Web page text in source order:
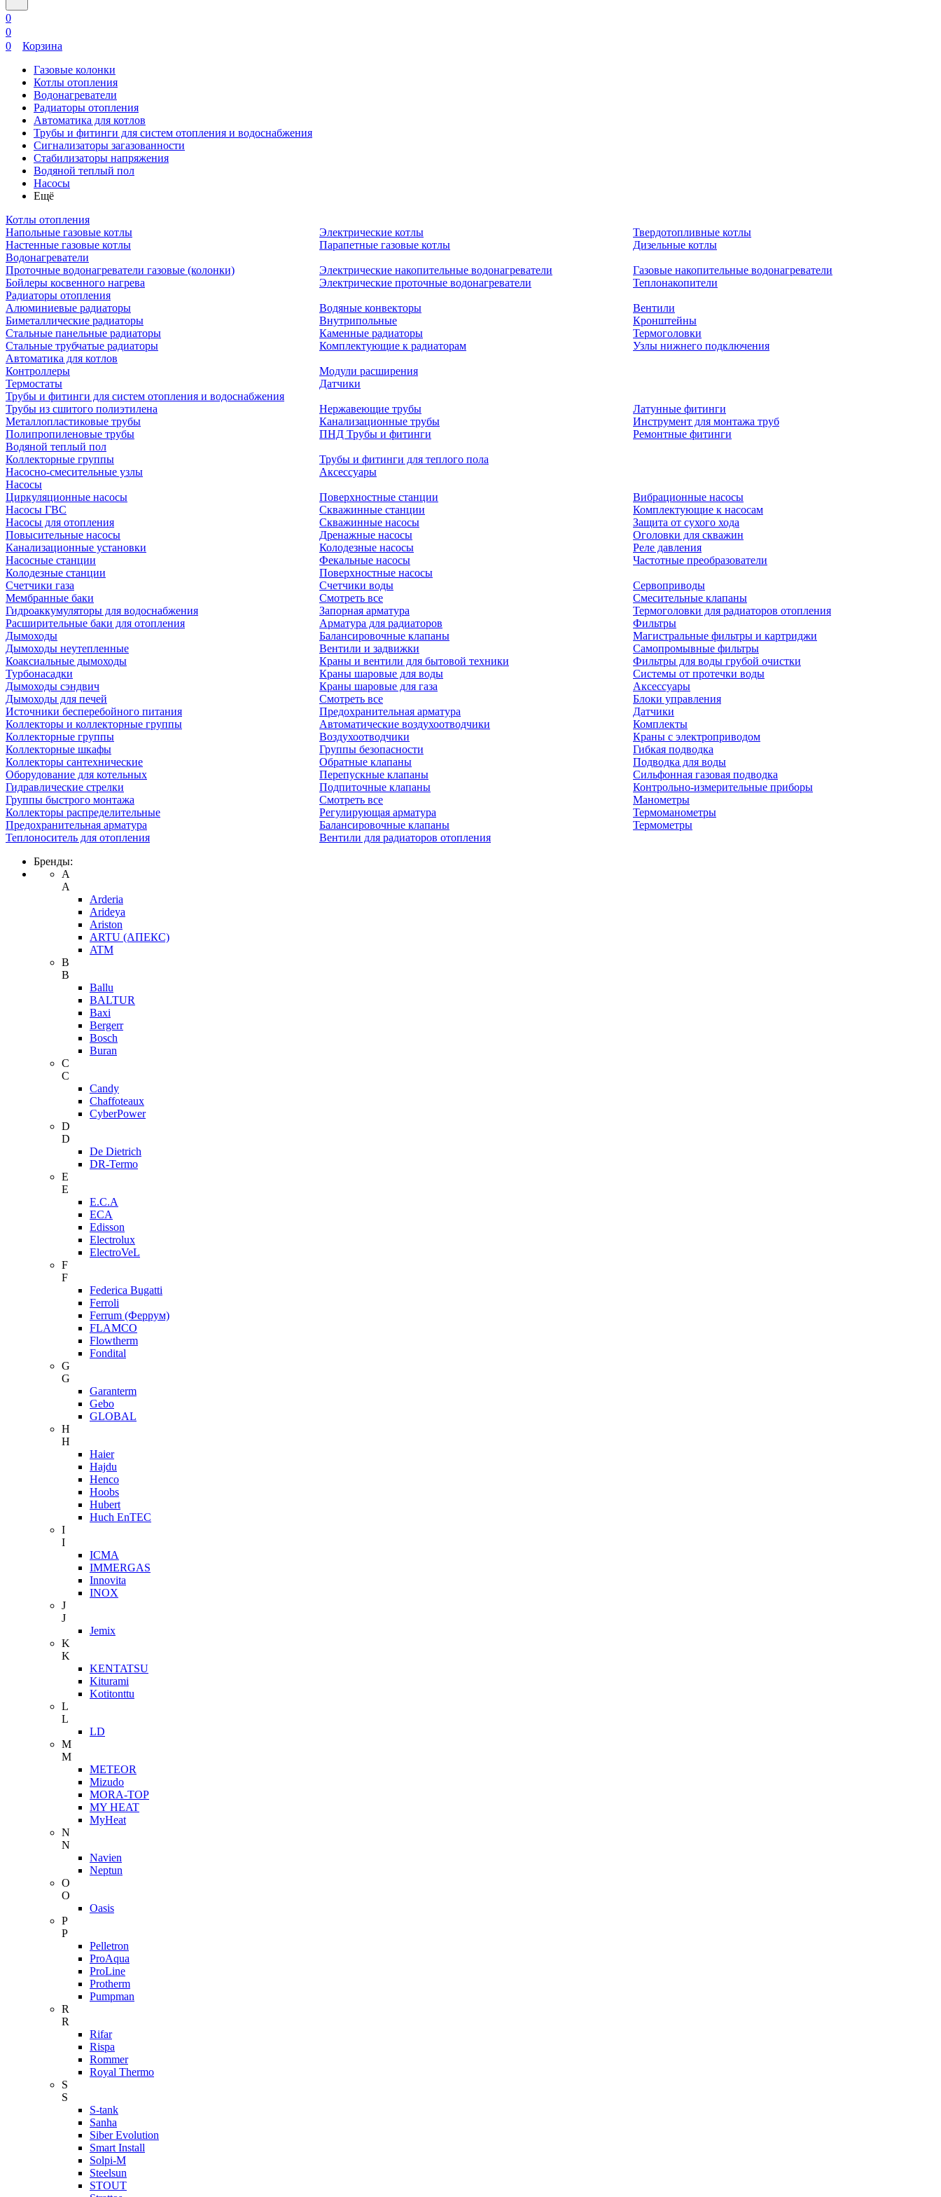
0
0
0
Корзина
Газовые колонки
Котлы отопления
Водонагреватели
Радиаторы отопления
Автоматика для котлов
Трубы и фитинги для систем отопления и водоснабжения
Сигнализаторы загазованности
Стабилизаторы напряжения
Водяной теплый пол
Насосы
Ещё
Котлы отопления
Напольные газовые котлы
Настенные газовые котлы
Электрические котлы
Парапетные газовые котлы
Твердотопливные котлы
Дизельные котлы
Водонагреватели
Проточные водонагреватели газовые (колонки)
Бойлеры косвенного нагрева
Электрические накопительные водонагреватели
Электрические проточные водонагреватели
Газовые накопительные водонагреватели
Теплонакопители
Радиаторы отопления
Алюминиевые радиаторы
Биметаллические радиаторы
Стальные панельные радиаторы
Стальные трубчатые радиаторы
Водяные конвекторы
Внутрипольные
Каменные радиаторы
Комплектующие к радиаторам
Вентили
Кронштейны
Термоголовки
Узлы нижнего подключения
Автоматика для котлов
Контроллеры
Термостаты
Модули расширения
Датчики
Трубы и фитинги для систем отопления и водоснабжения
Трубы из сшитого полиэтилена
Металлопластиковые трубы
Полипропиленовые трубы
Нержавеющие трубы
Канализационные трубы
ПНД Трубы и фитинги
Латунные фитинги
Инструмент для монтажа труб
Ремонтные фитинги
Водяной теплый пол
Коллекторные группы
Насосно-смесительные узлы
Трубы и фитинги для теплого пола
Аксессуары
Насосы
Циркуляционные насосы
Насосы ГВС
Насосы для отопления
Повысительные насосы
Канализационные установки
Насосные станции
Колодезные станции
Поверхностные станции
Скважинные станции
Скважинные насосы
Дренажные насосы
Колодезные насосы
Фекальные насосы
Поверхностные насосы
Вибрационные насосы
Комплектующие к насосам
Защита от сухого хода
Оголовки для скважин
Реле давления
Частотные преобразователи
Счетчики газа
Мембранные баки
Гидроаккумуляторы для водоснабжения
Расширительные баки для отопления
Дымоходы
Дымоходы неутепленные
Коаксиальные дымоходы
Турбонасадки
Дымоходы сэндвич
Дымоходы для печей
Источники бесперебойного питания
Коллекторы и коллекторные группы
Коллекторные группы
Коллекторные шкафы
Коллекторы сантехнические
Оборудование для котельных
Гидравлические стрелки
Группы быстрого монтажа
Коллекторы распределительные
Предохранительная арматура
Теплоноситель для отопления
Счетчики воды
Смотреть все
Запорная арматура
Арматура для радиаторов
Балансировочные клапаны
Вентили и задвижки
Краны и вентили для бытовой техники
Краны шаровые для воды
Краны шаровые для газа
Смотреть все
Предохранительная арматура
Автоматические воздухоотводчики
Воздухоотводчики
Группы безопасности
Обратные клапаны
Перепускные клапаны
Подпиточные клапаны
Смотреть все
Регулирующая арматура
Балансировочные клапаны
Вентили для радиаторов отопления
Сервоприводы
Смесительные клапаны
Термоголовки для радиаторов отопления
Фильтры
Магистральные фильтры и картриджи
Самопромывные фильтры
Фильтры для воды грубой очистки
Системы от протечки воды
Аксессуары
Блоки управления
Датчики
Комплекты
Краны с электроприводом
Гибкая подводка
Подводка для воды
Сильфонная газовая подводка
Контрольно-измерительные приборы
Манометры
Термоманометры
Термометры
Бренды:
A
A
Arderia
Arideya
Ariston
ARTU (АПЕКС)
ATM
B
B
Ballu
BALTUR
Baxi
Bergerr
Bosch
Buran
C
C
Candy
Chaffoteaux
CyberPower
D
D
De Dietrich
DR-Termo
E
E
E.C.A
ECA
Edisson
Electrolux
ElectroVeL
F
F
Federica Bugatti
Ferroli
Ferrum (Феррум)
FLAMCO
Flowtherm
Fondital
G
G
Garanterm
Gebo
GLOBAL
H
H
Haier
Hajdu
Henco
Hoobs
Hubert
Huch EnTEC
I
I
ICMA
IMMERGAS
Innovita
INOX
J
J
Jemix
K
K
KENTATSU
Kiturami
Kotitonttu
L
L
LD
M
M
METEOR
Mizudo
MORA-TOP
MY HEAT
MyHeat
N
N
Navien
Neptun
O
O
Oasis
P
P
Pelletron
ProAqua
ProLine
Protherm
Pumpman
R
R
Rifar
Rispa
Rommer
Royal Thermo
S
S
S-tank
Sanha
Siber Evolution
Smart Install
Solpi-M
Steelsun
STOUT